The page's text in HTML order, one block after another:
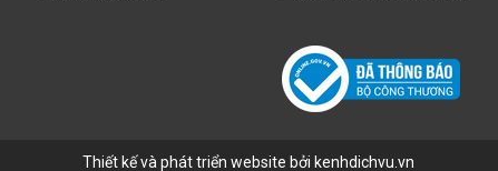
Thiết kế và phát triển website bởi kenhdichvu.vn